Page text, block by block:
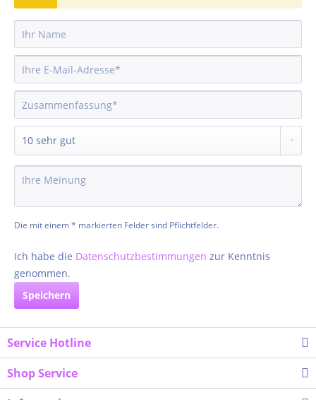
Die mit einem * markierten Felder sind Pflichtfelder.
Ich habe die Datenschutzbestimmungen zur Kenntnis
genommen.
Speichern
Service Hotline
Shop Service